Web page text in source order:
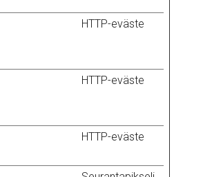
HTTP-eväste
HTTP-eväste
HTTP-eväste